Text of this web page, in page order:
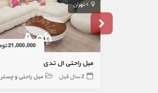
تهران
21,000,000 تومان
مبل راحتی ال تدی
2 سال قبل مبل راحتی و چستر